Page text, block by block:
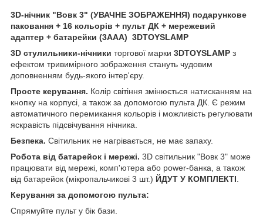
3D-нічник "Вовк 3" (УВАЧНЕ ЗОБРАЖЕННЯ) подарункове
паковання + 16 кольорів + пульт ДК + мережевий
адаптер + батарейки (3ААА) 3DTOYSLAMP
3D стулильники-нічники торгової марки 3DTOYSLAMP з
ефектом тривимірного зображення стануть чудовим
доповненням будь-якого інтер'єру.
Просте керування. Колір світіння змінюється натисканням на
кнопку на корпусі, а також за допомогою пульта ДК. Є режим
автоматичного перемикання кольорів і можливість регулювати
яскравість підсвічування нічника.
Безпека. Світильник не нагрівається, не має запаху.
Робота від батарейок і мережі. 3D світильник "Вовк 3" може
працювати від мережі, комп'ютера або power-банка, а також
від батарейок (мікропальчикові 3 шт.) ЙДУТ У КОМПЛЕКТІ
Керування за допомогою пульта:
Спрямуйте пульт у бік бази.